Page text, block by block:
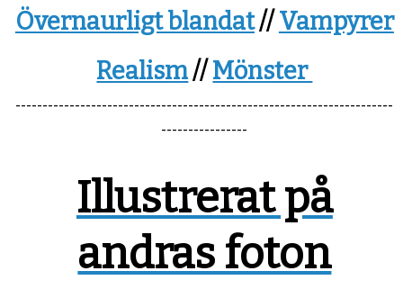
Övernaurligt blandat//Vampyrer
Realism//Mönster
----------------------------------------------------------------------
----------------
Illustrerat på
andras foton